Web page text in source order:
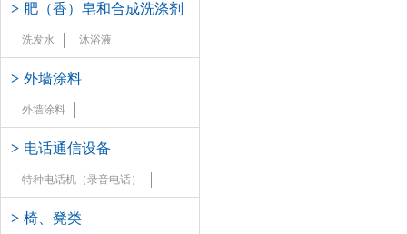
> 肥（香）皂和合成洗涤剂
洗发水 沐浴液
> 外墙涂料
外墙涂料
> 电话通信设备
特种电话机（录音电话）
> 椅、凳类